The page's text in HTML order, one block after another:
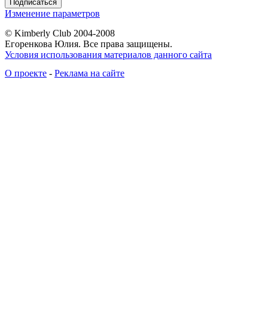
Изменение параметров
© Kimberly Club 2004-2008
Егоренкова Юлия. Все права защищены.
Условия использования материалов данного сайта
О проекте - Реклама на сайте